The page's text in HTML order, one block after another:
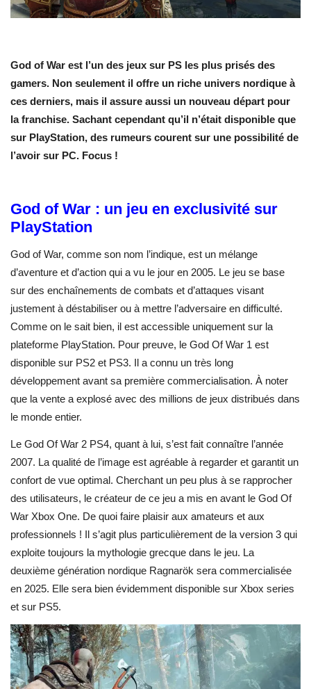
God of War est l’un des jeux sur PS les plus prisés des
gamers. Non seulement il offre un riche univers nordique à
ces derniers, mais il assure aussi un nouveau départ pour
la franchise. Sachant cependant qu’il n’était disponible que
sur PlayStation, des rumeurs courent sur une possibilité de
l’avoir sur PC. Focus !
God of War : un jeu en exclusivité sur
PlayStation
God of War, comme son nom l’indique, est un mélange
d’aventure et d’action qui a vu le jour en 2005. Le jeu se base
sur des enchaînements de combats et d’attaques visant
justement à déstabiliser ou à mettre l’adversaire en difficulté.
Comme on le sait bien, il est accessible uniquement sur la
plateforme PlayStation. Pour preuve, le God Of War 1 est
disponible sur PS2 et PS3. Il a connu un très long
développement avant sa première commercialisation. À noter
que la vente a explosé avec des millions de jeux distribués dans
le monde entier.
Le God Of War 2 PS4, quant à lui, s’est fait connaître l’année
2007. La qualité de l’image est agréable à regarder et garantit un
confort de vue optimal. Cherchant un peu plus à se rapprocher
des utilisateurs, le créateur de ce jeu a mis en avant le God Of
War Xbox One. De quoi faire plaisir aux amateurs et aux
professionnels ! Il s’agit plus particulièrement de la version 3 qui
exploite toujours la mythologie grecque dans le jeu. La
deuxième génération nordique Ragnarök sera commercialisée
en 2025. Elle sera bien évidemment disponible sur Xbox series
et sur PS5.